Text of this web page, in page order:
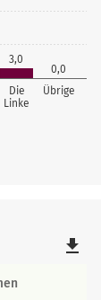
Die
Linke
Übrige
3,0
0,0
file_download